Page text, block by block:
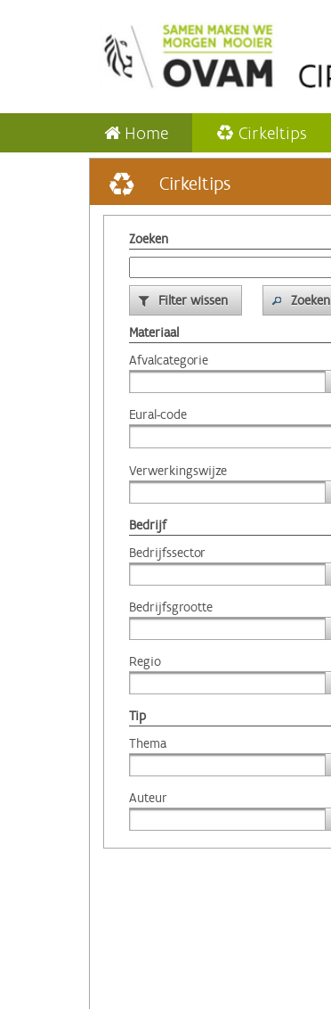
Home Cirkeltips
Cirkeltips
Zoeken
Filter wissen
Zoeken
Materiaal
Afvalcategorie
Eural-code
Verwerkingswijze
Bedrijf
Bedrijfssector
Bedrijfsgrootte
Regio
Tip
Thema
Auteur